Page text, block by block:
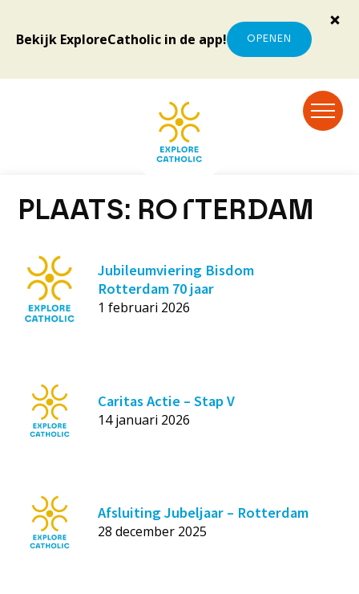
Bekijk ExploreCatholic in de app! OPENEN
PLAATS: ROTTERDAM
Jubileumviering Bisdom
Rotterdam 70 jaar
1 februari 2026
Caritas Actie – Stap V
14 januari 2026
Afsluiting Jubeljaar – Rotterdam
28 december 2025